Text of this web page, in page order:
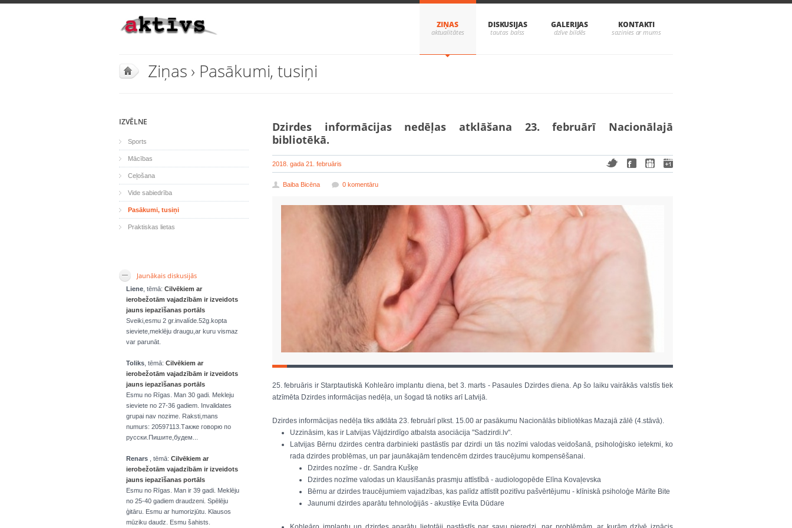
ZIŅAS DISKUSIJAS GALERIJAS KONTAKTI
Ziņas › Pasākumi, tusiņi
Dzirdes informācijas nedēļas atklāšana 23. februārī Nacionālajā
bibliotēkā.
2018. gada 21. februāris
Baiba Bicēna 0 komentāru
25. februāris ir Starptautiskā Kohleāro implantu diena, bet 3. marts - Pasaules Dzirdes diena. Ap šo laiku vairākās valstīs tiek
atzīmēta Dzirdes informācijas nedēļa, un šogad tā notiks arī Latvijā.
Dzirdes informācijas nedēļa tiks atklāta 23. februārī plkst. 15.00 ar pasākumu Nacionālās bibliotēkas Mazajā zālē (4.stāvā).
Uzzināsim, kas ir Latvijas Vājdzirdīgo atbalsta asociācija "Sadzirdi.lv".
Latvijas Bērnu dzirdes centra darbinieki pastāstīs par dzirdi un tās nozīmi valodas veidošanā, psiholoģisko ietekmi, ko
rada dzirdes problēmas, un par jaunākajām tendencēm dzirdes traucējumu kompensēšanai.
Dzirdes nozīme - dr. Sandra Kušķe
Dzirdes nozīme valodas un klausīšanās prasmju attīstībā - audiologopēde Elīna Kovaļevska
Bērnu ar dzirdes traucējumiem vajadzības, kas palīdz attīstīt pozitīvu pašvērtējumu - klīniskā psiholoģe Mārīte Bite
Jaunumi dzirdes aparātu tehnoloģijās - akustiķe Evita Dūdare
IZVĒLNE
Sports
Mācības
Ceļošana
Vide sabiedrība
Pasākumi, tusiņi
Praktiskas lietas
Jaunākais diskusijās
Liene , tēmā: Cilvēkiem ar
ierobežotām vajadzībām ir izveidots
jauns iepazīšanas portāls
Sveiki,esmu 2 gr.invalíde.52g.kopta
sieviete,meklēju draugu,ar kuru vismaz
var parunāt.
Toliks , tēmā: Cilvēkiem ar
ierobežotām vajadzībām ir izveidots
jauns iepazīšanas portāls
Esmu no Rīgas. Man 30 gadi. Mekleju
sieviete no 27-36 gadiem. Invalidates
grupai nav nozime. Raksti,mans
numurs: 20597113.Также говорю по
русски.Пишите,будем...
Renars , tēmā: Cilvēkiem ar
ierobežotām vajadzībām ir izveidots
jauns iepazīšanas portāls
Esmu no Rīgas. Man ir 39 gadi. Meklēju
no 25-40 gadiem draudzeni. Spēlēju
ģitāru. Esmu ar humorizjūtu. Klausos
mūziku daudz. Esmu šahists.